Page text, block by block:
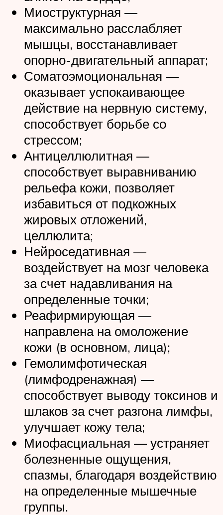
Миоструктурная —
максимально расслабляет
мышцы, восстанавливает
опорно-двигательный аппарат;
Соматоэмоциональная —
оказывает успокаивающее
действие на нервную систему,
способствует борьбе со
стрессом;
Антицеллюлитная —
способствует выравниванию
рельефа кожи, позволяет
избавиться от подкожных
жировых отложений,
целлюлита;
Нейроседативная —
воздействует на мозг человека
за счет надавливания на
определенные точки;
Реафирмирующая —
направлена на омоложение
кожи (в основном, лица);
Гемолимфотическая
(лимфодренажная) —
способствует выводу токсинов и
шлаков за счет разгона лимфы,
улучшает кожу тела;
Миофасциальная — устраняет
болезненные ощущения,
спазмы, благодаря воздействию
на определенные мышечные
группы.